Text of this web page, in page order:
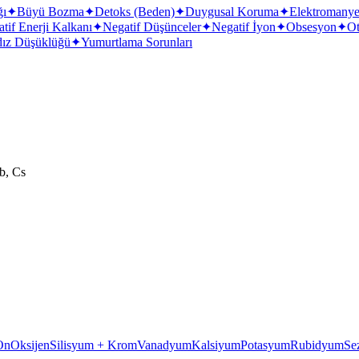
✦Büyü Bozma✦Detoks (Beden)✦Duygusal Koruma✦
Enerji Kalkanı✦Negatif Düşünceler✦Negatif İyon✦Obsesyon✦
Düşüklüğü✦Yumurtlama Sorunları
Cs
OksijenSilisyum + KromVanadyumKalsiyumPotasyumRubidyum